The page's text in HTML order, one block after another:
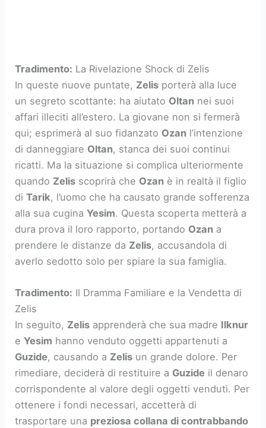
Tradimento: La Rivelazione Shock di Zelis
In queste nuove puntate, Zelis porterà alla luce
un segreto scottante: ha aiutato Oltan nei suoi
affari illeciti all’estero. La giovane non si fermerà
qui; esprimerà al suo fidanzato Ozan l’intenzione
di danneggiare Oltan, stanca dei suoi continui
ricatti. Ma la situazione si complica ulteriormente
quando Zelis scoprirà che Ozan è in realtà il figlio
diTarik, l’uomo che ha causato grande sofferenza
alla sua cuginaYesim. Questa scoperta metterà a
dura prova il loro rapporto, portando Ozan a
prendere le distanze da Zelis, accusandola di
averlo sedotto solo per spiare la sua famiglia.
Tradimento: Il Dramma Familiare e la Vendetta di
Zelis
In seguito, Zelis apprenderà che sua madre Ilknur
eYesim hanno venduto oggetti appartenuti a
Guzide, causando a Zelis un grande dolore. Per
rimediare, deciderà di restituire a Guzide il denaro
corrispondente al valore degli oggetti venduti. Per
ottenere i fondi necessari, accetterà di
trasportare una preziosa collana di contrabbando